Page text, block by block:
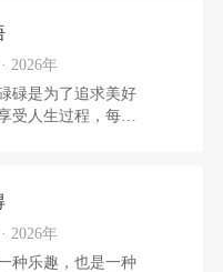
2026年
碌是为了追求美好
受人生过程，每一
2026年
种乐趣，也是一种